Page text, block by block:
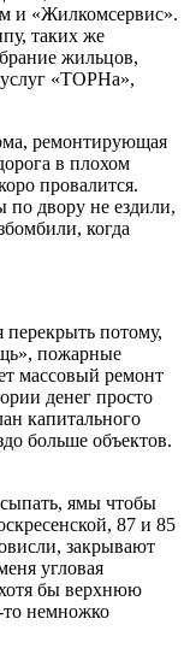
и «Жилкомсервис».
таких же
жильцов,
услуг «ТОРНа»,
ремонтирующая
в плохом
провалится.
двору не ездили,
когда
потому,
пожарные
массовый ремонт
денег просто
капитального
больше объектов.
ямы чтобы
87 и 85
закрывают
угловая
бы верхнюю
то немножко